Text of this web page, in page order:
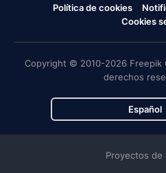
Política de cookies
Cookies
Copyright © 2010-2026 Freepik
derechos
Español
Proyectos de